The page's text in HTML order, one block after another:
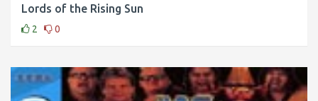
Lords of the Rising Sun
2 0